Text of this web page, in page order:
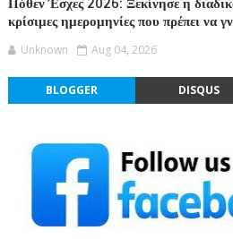
Πόθεν Έσχες 2026: Ξεκίνησε η
κρίσιμες ημερομηνίες που πρέπει να
Unknown Aug 04, 2026
BLOGGER DISQUS